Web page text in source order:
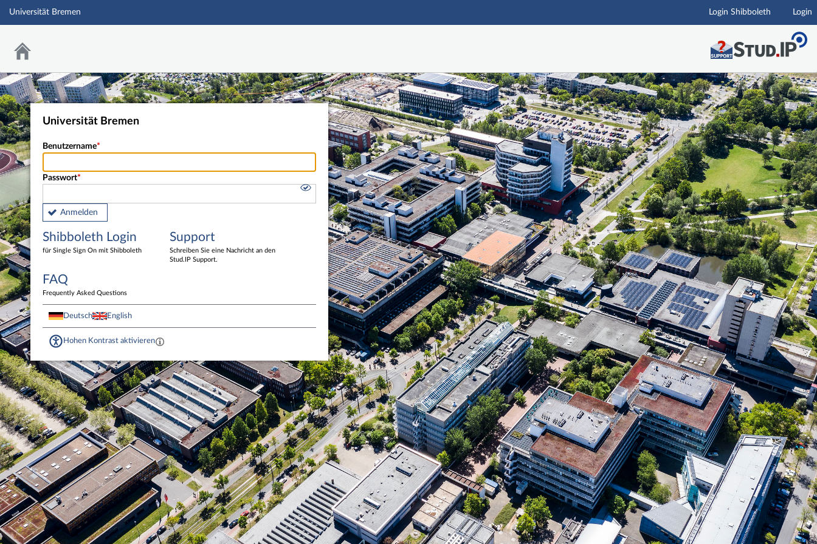
Hauptnavigation
Universität Bremen Login Shibboleth Login
Universität Bremen
Benutzername
Passwort
Anmelden
Shibboleth Login
für Single Sign On mit Shibboleth
Support
Schreiben Sie eine Nachricht an den
Stud.IP Support.
FAQ
Frequently Asked Questions
Deutsch English
Hohen Kontrast aktivieren